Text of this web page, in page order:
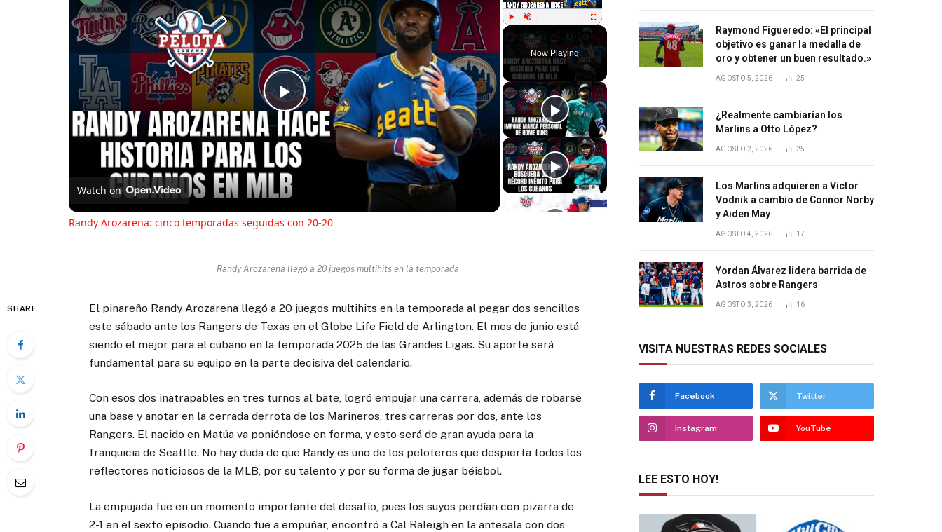
Fullscreen
Now Playing
Play
Video
Watch on
Randy Arozarena: cinco temporadas seguidas con 20-20
Randy Arozarena llegó a 20 juegos multihits en la temporada
SHARE
El pinareño Randy Arozarena llegó a 20 juegos multihits en la temporada al pegar dos sencillos
este sábado ante los Rangers de Texas en el Globe Life Field de Arlington. El mes de junio está
siendo el mejor para el cubano en la temporada 2025 de las Grandes Ligas. Su aporte será
fundamental para su equipo en la parte decisiva del calendario.
Con esos dos inatrapables en tres turnos al bate, logró empujar una carrera, además de robarse
una base y anotar en la cerrada derrota de los Marineros, tres carreras por dos, ante los
Rangers. El nacido en Matúa va poniéndose en forma, y esto será de gran ayuda para la
franquicia de Seattle. No hay duda de que Randy es uno de los peloteros que despierta todos los
reflectores noticiosos de la MLB, por su talento y por su forma de jugar béisbol.
La empujada fue en un momento importante del desafío, pues los suyos perdían con pizarra de
2-1 en el sexto episodio. Cuando fue a empuñar, encontró a Cal Raleigh en la antesala con dos
Raymond Figueredo: «El principal
objetivo es ganar la medalla de
oro y obtener un buen resultado.»
AGOSTO 5, 2026 25
¿Realmente cambiarían los
Marlins a Otto López?
AGOSTO 2, 2026 25
Los Marlins adquieren a Victor
Vodnik a cambio de Connor Norby
y Aiden May
AGOSTO 4, 2026 17
Yordan Álvarez lidera barrida de
Astros sobre Rangers
AGOSTO 3, 2026 16
VISITA NUESTRAS REDES SOCIALES
Facebook Twitter
Instagram YouTube
LEE ESTO HOY!